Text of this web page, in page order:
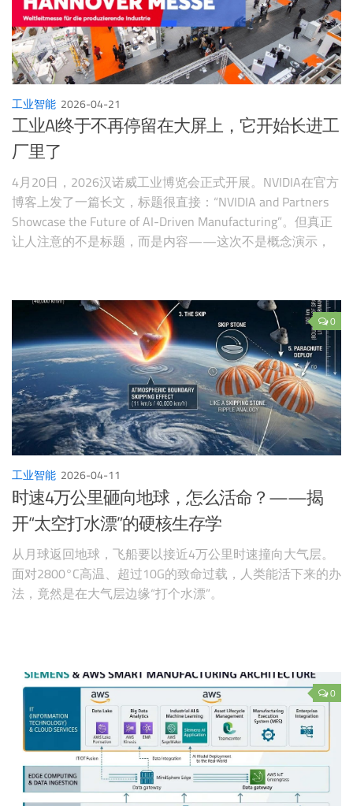
工业智能 2026-04-21
工业AI终于不再停留在大屏上，它开始长进工
厂里了
4月20日，2026汉诺威工业博览会正式开展。NVIDIA在官方
博客上发了一篇长文，标题很直接：“NVIDIA and Partners
Showcase the Future of AI-Driven Manufacturing”。但真正
让人注意的不是标题，而是内容——这次不是概念演示，
丰田产线上监控生产节拍，数字孪生帮Krones把仿真时间从
4小时压到5分钟。工业AI终于从大屏上走下来了。
0
工业智能 2026-04-11
时速4万公里砸向地球，怎么活命？——揭
开“太空打水漂”的硬核生存学
从月球返回地球，飞船要以接近4万公里时速撞向大气层。
面对2800°C高温、超过10G的致命过载，人类能活下来的办
法，竟然是在大气层边缘“打个水漂”。
0